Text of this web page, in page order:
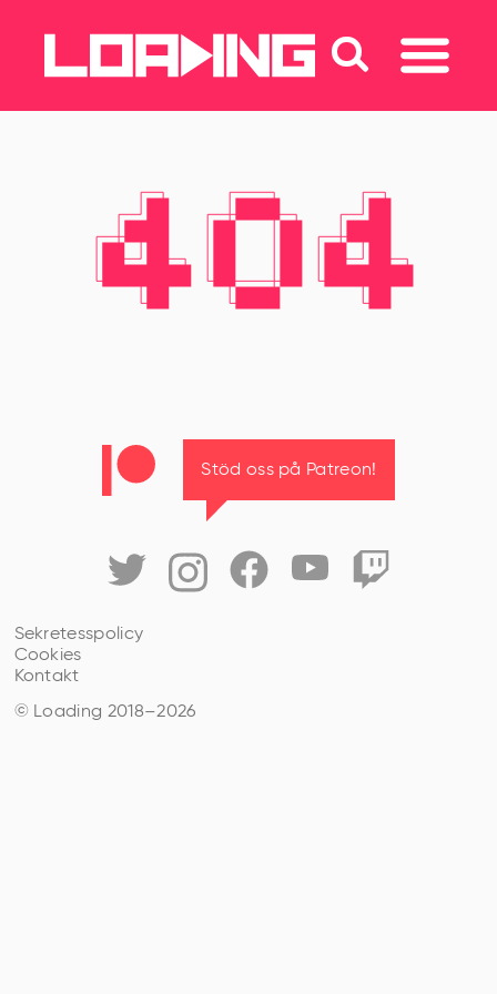
Stöd oss på Patreon!
Sekretesspolicy
Cookies
Kontakt
© Loading 2018–2026